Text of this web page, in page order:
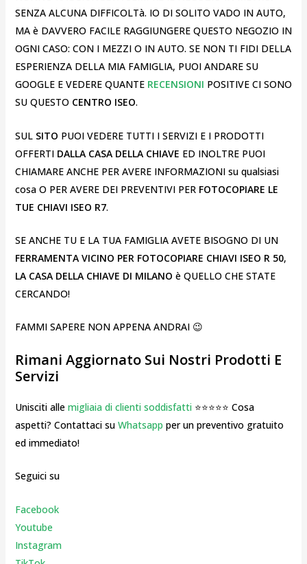
SENZA ALCUNA DIFFICOLTà. IO DI SOLITO VADO IN AUTO,
MA è DAVVERO FACILE RAGGIUNGERE QUESTO NEGOZIO IN
OGNI CASO: CON I MEZZI O IN AUTO. SE NON TI FIDI DELLA
ESPERIENZA DELLA MIA FAMIGLIA, PUOI ANDARE SU
GOOGLE E VEDERE QUANTE RECENSIONI POSITIVE CI SONO
SU QUESTO CENTRO ISEO.
SUL SITO PUOI VEDERE TUTTI I SERVIZI E I PRODOTTI
OFFERTI DALLA CASA DELLA CHIAVE ED INOLTRE PUOI
CHIAMARE ANCHE PER AVERE INFORMAZIONI su qualsiasi
cosa O PER AVERE DEI PREVENTIVI PER FOTOCOPIARE LE
TUE CHIAVI ISEO R7.
SE ANCHE TU E LA TUA FAMIGLIA AVETE BISOGNO DI UN
FERRAMENTA VICINO PER FOTOCOPIARE CHIAVI ISEO R 50,
LA CASA DELLA CHIAVE DI MILANO è QUELLO CHE STATE
CERCANDO!
FAMMI SAPERE NON APPENA ANDRAI 😉
Rimani Aggiornato Sui Nostri Prodotti E
Servizi
Unisciti alle migliaia di clienti soddisfatti⭐⭐⭐⭐⭐ Cosa
aspetti? Contattaci su Whatsapp per un preventivo gratuito
ed immediato!
Seguici su
Facebook
Youtube
Instagram